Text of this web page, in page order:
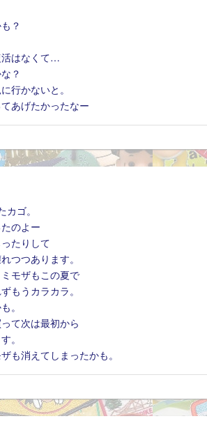
？
活はなくて…
？
行かないと。
あげたかったなー
ゴ。
のよー
たりして
つつあります。
モザもこの夏で
もうカラカラ。
。
て次は最初から
。
も消えてしまったかも。